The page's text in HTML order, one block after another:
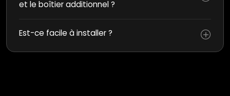
et le boîtier additionnel ?
Est-ce facile à installer ?